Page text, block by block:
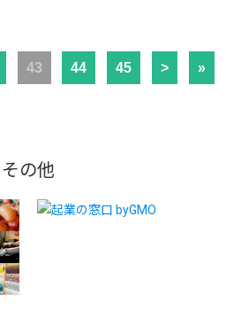
43 44 45 > »
その他